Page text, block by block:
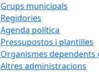
Grups municipals
Regidories
Agenda política
Pressupostos i plantilles
Organismes dependents
Altres administracions